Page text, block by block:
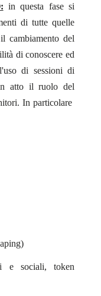
in questa fase si
di tutte quelle
cambiamento del
di conoscere ed
di sessioni di
atto il ruolo del
In particolare
e sociali, token